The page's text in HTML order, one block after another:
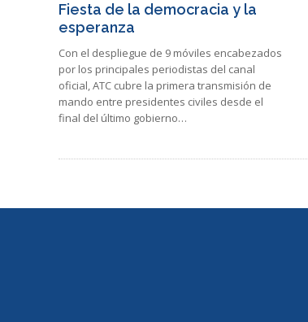
Fiesta de la democracia y la
esperanza
Con el despliegue de 9 móviles encabezados
por los principales periodistas del canal
oficial, ATC cubre la primera transmisión de
mando entre presidentes civiles desde el
final del último gobierno…